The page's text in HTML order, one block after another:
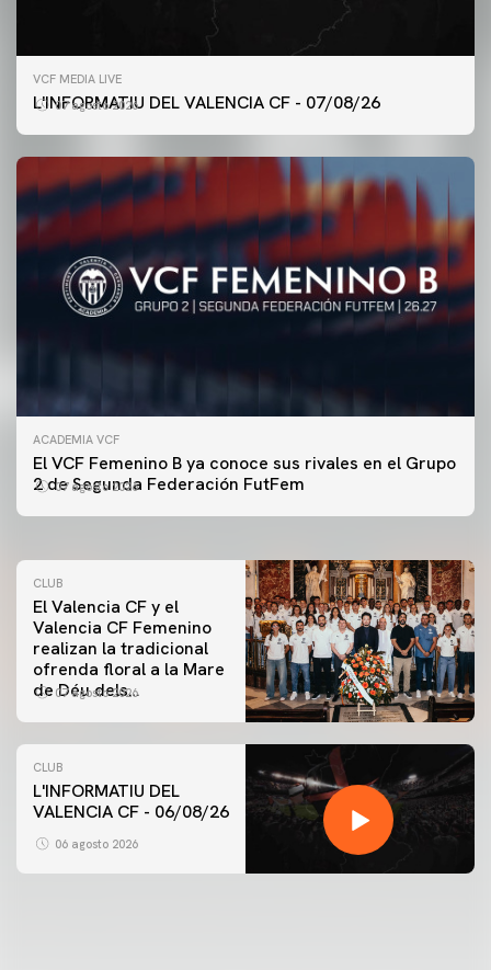
VCF MEDIA LIVE
L'INFORMATIU DEL VALENCIA CF - 07/08/26
07 agosto 2026
ACADEMIA VCF
El VCF Femenino B ya conoce sus rivales en el Grupo
2 de Segunda Federación FutFem
07 agosto 2026
PRIMER EQUIPO
ENTRENAMIENTO DEL VALENCIA CF 7/8/2026
CLUB
El Valencia CF y el
Valencia CF Femenino
realizan la tradicional
ofrenda floral a la Mare
de Déu dels
07 agosto 2026
CLUB
L'INFORMATIU DEL
VALENCIA CF - 06/08/26
06 agosto 2026